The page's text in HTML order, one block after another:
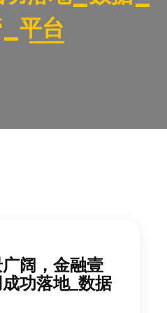
平台
阔，金融壹
功落地_数据